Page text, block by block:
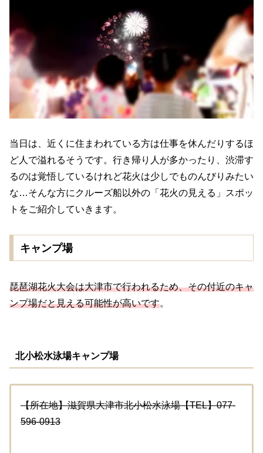
当日は、近くに住まわれている方は仕事を休んだりするほ
ど人で溢れるそうです。行き帰り人が多かったり、渋滞す
るのは覚悟しているけれど花火は少しでものんびりみたい
な…そんな方にクルーズ船以外の「花火の見える」スポッ
トをご紹介していきます。
キャンプ場
琵琶湖花火大会は大津市で行われるため、その付近のキャ
ンプ場だと見える可能性が高いです。
北小松水泳場キャンプ場
【所在地】滋賀県大津市北小松水泳場【TEL】077-
596-0913